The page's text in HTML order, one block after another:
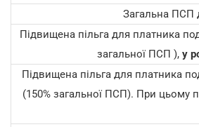
Загальна ПСП
Підвищена пільга для платника
загальної ПСП ), у
Підвищена пільга для платника
(150% загальної ПСП). При цьому